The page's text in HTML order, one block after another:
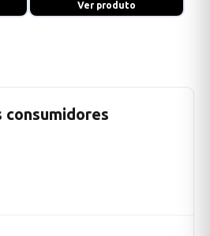
Ver produto
consumidores